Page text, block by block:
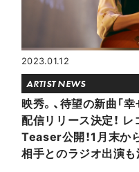
2023.01.12
ARTIST NEWS
映秀。、待望の新曲「
配信リリース決定！
Teaser公開！1月末か
相手とのラジオ出演も